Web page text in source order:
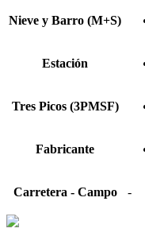
Nieve y Barro (M+S)
Estación
Tres Picos (3PMSF)
Fabricante
Carretera - Campo -